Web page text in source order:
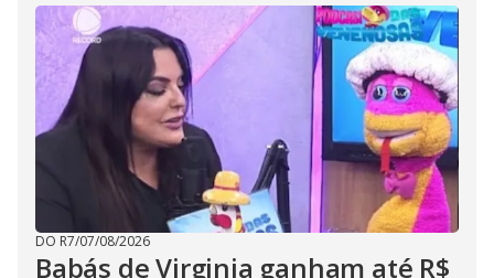
DO R7/07/08/2026
Babás de Virginia ganham até R$